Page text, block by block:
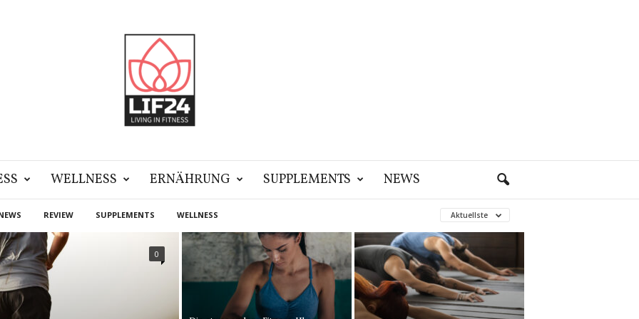
WELLNESS ERNÄHRUNG SUPPLEMENTS NEWS
REVIEW SUPPLEMENTS WELLNESS Aktuellste
0